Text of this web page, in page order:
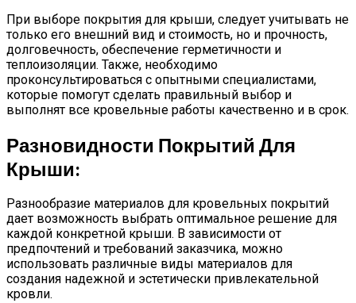
При выборе покрытия для крыши, следует учитывать не
только его внешний вид и стоимость, но и прочность,
долговечность, обеспечение герметичности и
теплоизоляции. Также, необходимо
проконсультироваться с опытными специалистами,
которые помогут сделать правильный выбор и
выполнят все кровельные работы качественно и в срок.
Разновидности Покрытий Для
Крыши:
Разнообразие материалов для кровельных покрытий
дает возможность выбрать оптимальное решение для
каждой конкретной крыши. В зависимости от
предпочтений и требований заказчика, можно
использовать различные виды материалов для
создания надежной и эстетически привлекательной
кровли.